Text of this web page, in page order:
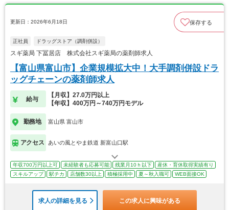
更新日：2026年6月18日 保存する
正社員 ドラッグストア（調剤併設）
スギ薬局 下冨居店 株式会社スギ薬局の薬剤師求人
【富山県富山市】企業規模拡大中！大手調剤併設ドラ
ッグチェーンの薬剤師求人
給与
【月収】27.0万円以上
【年収】400万円～740万円モデル
勤務地 富山県 富山市
アクセス あいの風とやま鉄道 新富山口駅
年収700万円以上可 未経験者も応募可能 残業月10ｈ以下
産休・育休取得実績有り
スキルアップ
駅チカ 店舗数30以上 積極採用中 夏～秋入職可 WEB面接OK
求人の詳細を見る この求人に興味がある